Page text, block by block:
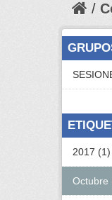
2017 (1)
Octubre